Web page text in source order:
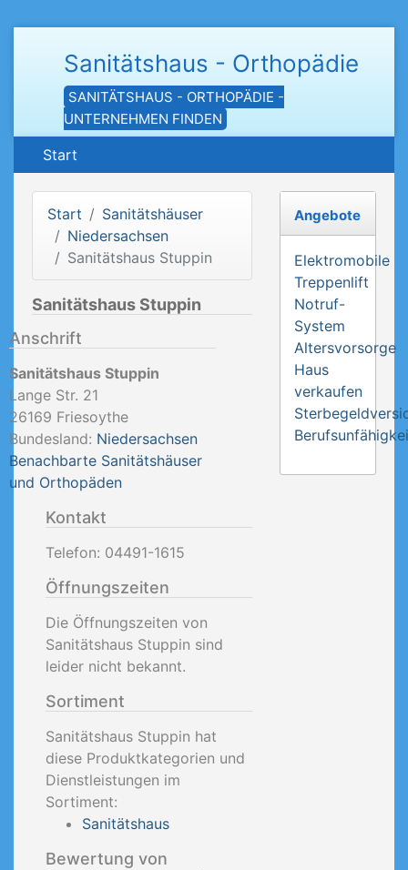
Sanitätshaus - Orthopädie
SANITÄTSHAUS - ORTHOPÄDIE -
UNTERNEHMEN FINDEN
Start
Start
Sanitätshäuser
Niedersachsen
Sanitätshaus Stuppin
Sanitätshaus Stuppin
Anschrift
Sanitätshaus Stuppin
Lange Str. 21
26169 Friesoythe
Bundesland: Niedersachsen
Benachbarte Sanitätshäuser
und Orthopäden
Kontakt
Telefon: 04491-1615
Öffnungszeiten
Die Öffnungszeiten von
Sanitätshaus Stuppin sind
leider nicht bekannt.
Sortiment
Sanitätshaus Stuppin hat
diese Produktkategorien und
Dienstleistungen im
Sortiment:
Sanitätshaus
Bewertung von
Angebote
Elektromobile
Treppenlift
Notruf-
System
Altersvorsorge
Haus
verkaufen